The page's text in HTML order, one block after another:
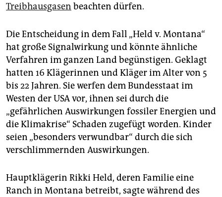
Treibhausgasen beachten dürfen.
Die Entscheidung in dem Fall „Held v. Montana“
hat große Signalwirkung und könnte ähnliche
Verfahren im ganzen Land begünstigen. Geklagt
hatten 16 Klägerinnen und Kläger im Alter von 5
bis 22 Jahren. Sie werfen dem Bundesstaat im
Westen der USA vor, ihnen sei durch die
„gefährlichen Auswirkungen fossiler Energien und
die Klimakrise“ Schaden zugefügt worden. Kinder
seien „besonders verwundbar“ durch die sich
verschlimmernden Auswirkungen.
Hauptklägerin Rikki Held, deren Familie eine
Ranch in Montana betreibt, sagte während des